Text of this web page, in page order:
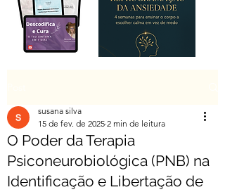
O Poder da Terapia
Psiconeurobiológica (PNB) na
Identificação e Libertação de
susana silva
15 de fev. de 2025 2 min de leitura